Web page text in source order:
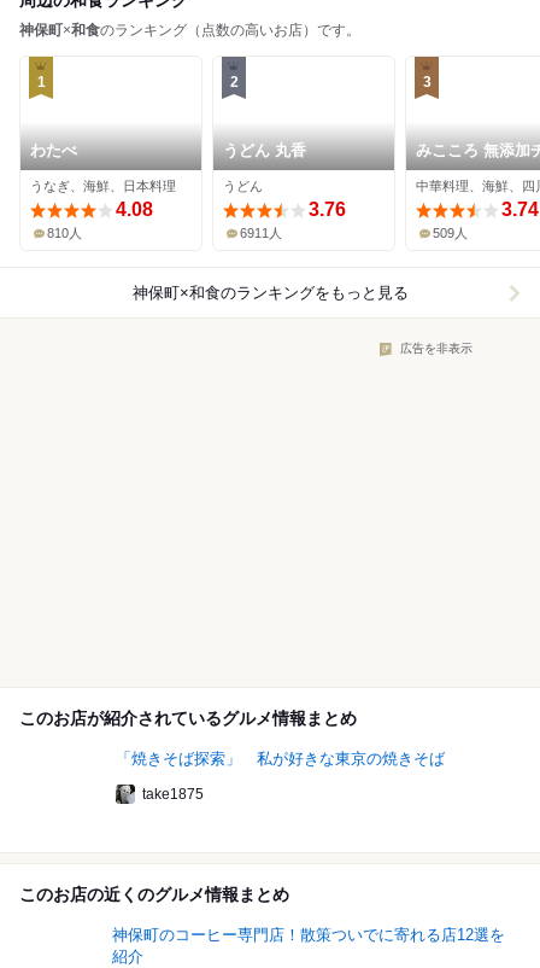
神保町×和食のランキング（点数の高いお店）です。
1
わたべ
うなぎ、海鮮、日本料理
4.08
810人
2
うどん 丸香
うどん
3.76
6911人
3
みこころ 無添加
イナ935
中華料理、海鮮、四
3.74
509人
神保町×和食のランキングをもっと見る
広告を非表示
このお店が紹介されているグルメ情報まとめ
「焼きそば探索」 私が好きな東京の焼きそば
take1875
このお店の近くのグルメ情報まとめ
神保町のコーヒー専門店！散策ついでに寄れる店12選を
紹介